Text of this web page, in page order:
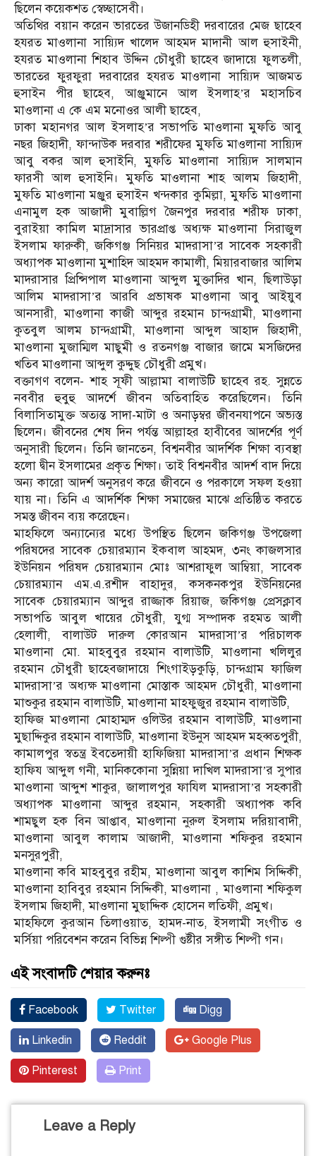
ছিলেন কয়েকশত স্বেচ্ছাসেবী।
অতিথির বয়ান করেন ভারতের উজানডিহী দরবারের মেজ ছাহেব
হযরত মাওলানা সায়্যিদ খালেদ আহমদ মাদানী আল হুসাইনী,
হযরত মাওলানা শিহাব উদ্দিন চৌধুরী ছাহেব জাদায়ে ফুলতলী,
ভারতের ফুরফুরা দরবারের হযরত মাওলানা সায়্যিদ আজমত
হুসাইন পীর ছাহেব, আঞ্জুমানে আল ইসলাহ’র মহাসচিব
মাওলানা এ কে এম মনোওর আলী ছাহেব,
ঢাকা মহানগর আল ইসলাহ’র সভাপতি মাওলানা মুফতি আবু
নছর জিহাদী, ফান্দাউক দরবার শরীফের মুফতি মাওলানা সায়্যিদ
আবু বকর আল হুসাইনি, মুফতি মাওলানা সায়্যিদ সালমান
ফারসী আল হুসাইনি। মুফতি মাওলানা শাহ আলম জিহাদী,
মুফতি মাওলানা মঞ্জুর হুসাইন খন্দকার কুমিল্লা, মুফতি মাওলানা
এনামুল হক আজাদী মুবাল্লিগ জৈনপুর দরবার শরীফ ঢাকা,
বুরাইয়া কামিল মাদ্রাসার ভারপ্রাপ্ত অধ্যক্ষ মাওলানা সিরাজুল
ইসলাম ফারুকী, জকিগঞ্জ সিনিয়র মাদরাসা’র সাবেক সহকারী
অধ্যাপক মাওলানা মুশাহিদ আহমদ কামালী, মিয়ারবাজার আলিম
মাদরাসার প্রিন্সিপাল মাওলানা আব্দুল মুক্তাদির খান, ছিলাউড়া
আলিম মাদরাসা’র আরবি প্রভাষক মাওলানা আবু আইয়ুব
আনসারী, মাওলানা কাজী আব্দুর রহমান চান্দগ্রামী, মাওলানা
কুতবুল আলম চান্দগ্রামী, মাওলানা আব্দুল আহাদ জিহাদী,
মাওলানা মুজাম্মিল মাছুমী ও রতনগঞ্জ বাজার জামে মসজিদের
খতিব মাওলানা আব্দুল কুদ্দুছ চৌধুরী প্রমুখ।
বক্তাগণ বলেন- শাহ সূফী আল্লামা বালাউটি ছাহেব রহ. সুন্নতে
নববীর হুবুহু আদর্শে জীবন অতিবাহিত করেছিলেন। তিনি
বিলাসিতামুক্ত অত্যন্ত সাদা-মাটা ও অনাড়ম্বর জীবনযাপনে অভ্যস্ত
ছিলেন। জীবনের শেষ দিন পর্যন্ত আল্লাহর হাবীবের আদর্শের পূর্ণ
অনুসারী ছিলেন। তিনি জানতেন, বিশ্বনবীর আদর্শিক শিক্ষা ব্যবস্থা
হলো দ্বীন ইসলামের প্রকৃত শিক্ষা। তাই বিশ্বনবীর আদর্শ বাদ দিয়ে
অন্য কারো আদর্শ অনুসরণ করে জীবনে ও পরকালে সফল হওয়া
যায় না। তিনি এ আদর্শিক শিক্ষা সমাজের মাঝে প্রতিষ্ঠিত করতে
সমস্ত জীবন ব্যয় করেছেন।
মাহফিলে অন্যান্যের মধ্যে উপস্থিত ছিলেন জকিগঞ্জ উপজেলা
পরিষদের সাবেক চেয়ারম্যান ইকবাল আহমদ, ৩নং কাজলসার
ইউনিয়ন পরিষদ চেয়ারম্যান মোঃ আশরাফুল আম্বিয়া, সাবেক
চেয়ারম্যান এম.এ.রশীদ বাহাদুর, কসকনকপুর ইউনিয়নের
সাবেক চেয়ারম্যান আব্দুর রাজ্জাক রিয়াজ, জকিগঞ্জ প্রেসক্লাব
সভাপতি আবুল খায়ের চৌধুরী, যুগ্ম সম্পাদক রহমত আলী
হেলালী, বালাউট দারুল কোরআন মাদরাসা’র পরিচালক
মাওলানা মো. মাহবুবুর রহমান বালাউটি, মাওলানা খলিলুর
রহমান চৌধুরী ছাহেবজাদায়ে শিংগাইড়কুড়ি, চান্দগ্রাম ফাজিল
মাদরাসা’র অধ্যক্ষ মাওলানা মোস্তাক আহমদ চৌধুরী, মাওলানা
মাশুকুর রহমান বালাউটি, মাওলানা মাহফুজুর রহমান বালাউটি,
হাফিজ মাওলানা মোহাম্মদ ওলিউর রহমান বালাউটি, মাওলানা
মুছাদ্দিকুর রহমান বালাউটি, মাওলানা ইউনুস আহমদ মহব্বতপুরী,
কামালপুর স্বতন্ত্র ইবতেদায়ী হাফিজিয়া মাদরাসা’র প্রধান শিক্ষক
হাফিয আব্দুল গনী, মানিককোনা সুন্নিয়া দাখিল মাদরাসা’র সুপার
মাওলানা আব্দুশ শাকুর, জালালপুর ফাযিল মাদরাসা’র সহকারী
অধ্যাপক মাওলানা আব্দুর রহমান, সহকারী অধ্যাপক কবি
শামছুল হক বিন আপ্তাব, মাওলানা নুরুল ইসলাম দরিয়াবাদী,
মাওলানা আবুল কালাম আজাদী, মাওলানা শফিকুর রহমান
মনসুরপুরী,
মাওলানা কবি মাহবুবুর রহীম, মাওলানা আবুল কাশিম সিদ্দিকী,
মাওলানা হাবিবুর রহমান সিদ্দিকী, মাওলানা , মাওলানা শফিকুল
ইসলাম জিহাদী, মাওলানা মুছাদ্দিক হোসেন লতিফী, প্রমুখ।
মাহফিলে কুরআন তিলাওয়াত, হামদ-নাত, ইসলামী সংগীত ও
মর্সিয়া পরিবেশন করেন বিভিন্ন শিল্পী গুষ্টীর সঙ্গীত শিল্পী গন।
এই সংবাদটি শেয়ার করুনঃ
Facebook Twitter Digg
Linkedin Reddit Google Plus
Pinterest Print
Leave a Reply